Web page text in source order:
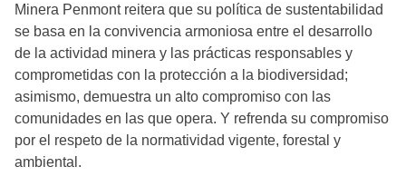
Minera Penmont reitera que su política de sustentabilidad
se basa en la convivencia armoniosa entre el desarrollo
de la actividad minera y las prácticas responsables y
comprometidas con la protección a la biodiversidad;
asimismo, demuestra un alto compromiso con las
comunidades en las que opera. Y refrenda su compromiso
por el respeto de la normatividad vigente, forestal y
ambiental.